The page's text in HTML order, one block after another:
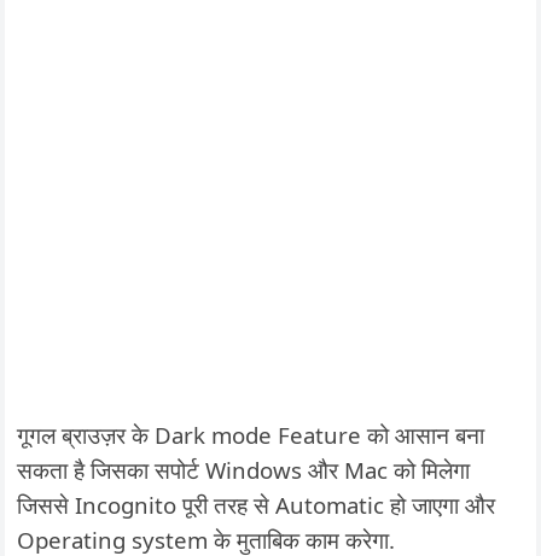
गूगल ब्राउज़र के Dark mode Feature को आसान बना
सकता है जिसका सपोर्ट Windows और Mac को मिलेगा
जिससे Incognito पूरी तरह से Automatic हो जाएगा और
Operating system के मुताबिक काम करेगा.